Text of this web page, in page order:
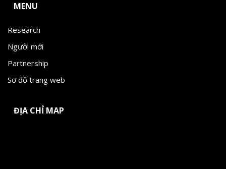
MENU
Research
Người mới
Partnership
Sơ đồ trang web
ĐỊA CHỈ MAP